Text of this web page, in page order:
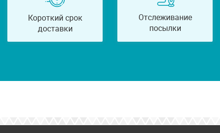
Короткий срок
доставки
Отслеживание
посылки